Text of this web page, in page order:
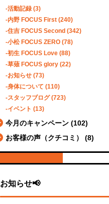
活動記録 (3)
内野 FOCUS First (240)
住吉 FOCUS Second (342)
小松 FOCUS ZERO (78)
初生 FOCUS Love (88)
草薙 FOCUS glory (22)
お知らせ (73)
身体について (110)
スタッフブログ(723)
イベント (13)
今月のキャンペーン (102)
お客様の声（クチコミ）
(8)
お知らせ📢